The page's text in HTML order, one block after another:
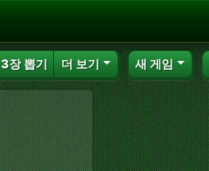
3장 뽑기 더 보기 새 게임